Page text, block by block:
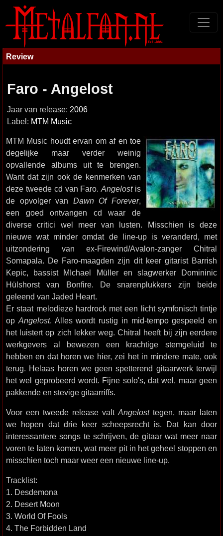
Review
Faro - Angelost
Jaar van release: 2006
Label: MTM Music
MTM Music houdt ervan om af en toe
degelijke maar verder weinig
opvallende albums uit te brengen.
Want dat zijn ook de kenmerken van
deze tweede cd van Faro.Angelostis
de opvolger van Dawn Of Forever,
een goed ontvangen cd waar de
diverse critici wel meer van lusten. Misschien is deze
nieuwe wat minder omdat de line-up is veranderd, met
uitzondering van ex-Firewind/Avalon-zanger Chitral
Somapala. De Faro-maagden zijn dit keer gitarist Barrish
Kepic, bassist MIchael Müller en slagwerker Domininic
Hülshorst van Bonfire. De snarenplukkers zijn beide
geleend van Jaded Heart.
Er staat melodieze hardrock met een licht symfonisch tintje
op Angelost. Alles wordt rustig in mid-tempo gespeeld en
het luistert op zich lekker weg. Chitral heeft bij zijn eerdere
werkgevers al bewezen een krachtige stemgeluid te
hebben en dat horen we hier, zei het in mindere mate, ook
terug. Helaas horen we geen spetterend gitaarwerk terwijl
het wel geprobeerd wordt. Fijne solo's, dat wel, maar geen
pakkende en stevige gitaarriffs.
Voor een tweede release valt Angelosttegen, maar laten
we hopen dat drie keer scheepsrecht is. Dat kan door
interessantere songs te schrijven, de gitaar wat meer naar
voren te laten komen, wat meer pit in het geheel stoppen en
misschien toch maar weer een nieuwe line-up.
Tracklist:
1. Desdemona
2. Desert Moon
3. World Of Fools
4. The Forbidden Land